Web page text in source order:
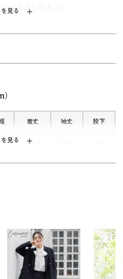
ルーの3色展開です。寸法はキャリ
見る
しい上品な佇まいに。
フトなハリとほどよいふくらみが特
■両脇ポケット
ふとしたときにさっと小物を入れるこ
とができる便利なポケットを両脇に配
置しています。
見る
着丈 袖丈 股下
136.0
136.5 57.0 62.0
139.5 58.0 62.5
100％
ル95％ポリウレタン5％